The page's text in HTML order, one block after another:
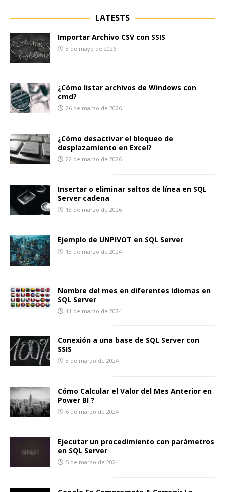
LATESTS
Importar Archivo CSV con SSIS
8 de mayo de 2026
¿Cómo listar archivos de Windows con
cmd?
26 de marzo de 2026
¿Cómo desactivar el bloqueo de
desplazamiento en Excel?
22 de marzo de 2026
Insertar o eliminar saltos de línea en SQL
Server cadena
18 de marzo de 2026
Ejemplo de UNPIVOT en SQL Server
13 de marzo de 2024
Nombre del mes en diferentes idiomas en
SQL Server
11 de marzo de 2024
Conexión a una base de SQL Server con
SSIS
8 de marzo de 2024
Cómo Calcular el Valor del Mes Anterior en
Power BI ?
6 de marzo de 2024
Ejecutar un procedimiento con parámetros
en SQL Server
5 de marzo de 2024